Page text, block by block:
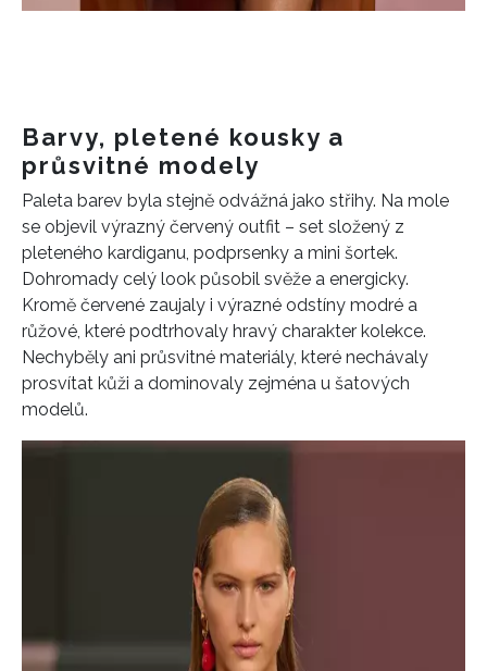
INFORMACE
REDAKCE
Barvy, pletené kousky a
průsvitné modely
Paleta barev byla stejně odvážná jako střihy. Na mole
se objevil výrazný červený outfit – set složený z
pleteného kardiganu, podprsenky a mini šortek.
Dohromady celý look působil svěže a energicky.
Kromě červené zaujaly i výrazné odstíny modré a
růžové, které podtrhovaly hravý charakter kolekce.
Nechyběly ani průsvitné materiály, které nechávaly
prosvítat kůži a dominovaly zejména u šatových
modelů.